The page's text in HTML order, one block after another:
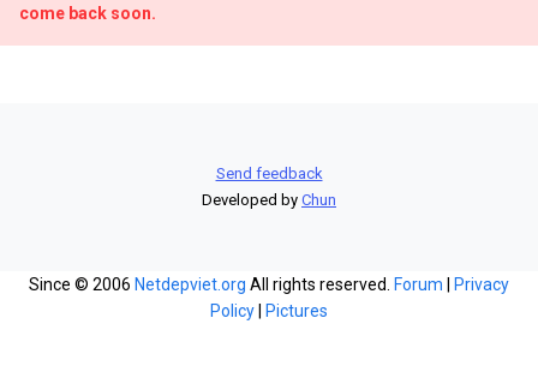
come back soon.
Send feedback
Developed by Chun
Since © 2006 Netdepviet.org All rights reserved. Forum
Privacy
Policy
Pictures